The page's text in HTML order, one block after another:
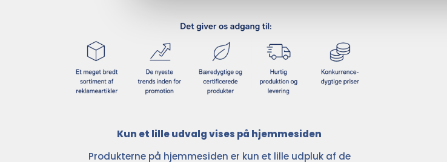
Kun et lille udvalg vises på hjemmesiden
Produkterne på hjemmesiden er kun et lille udpluk af de